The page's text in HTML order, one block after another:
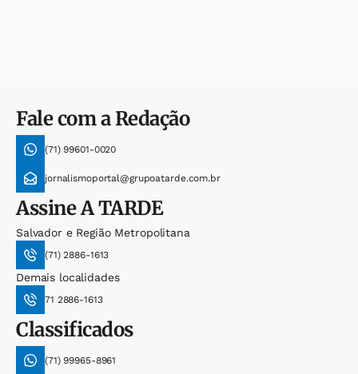
Fale com a Redação
(71) 99601-0020
jornalismoportal@grupoatarde.com.br
AssineA TARDE
Salvador e Região Metropolitana
(71) 2886-1613
Demais localidades
71 2886-1613
Classificados
(71) 99965-8961